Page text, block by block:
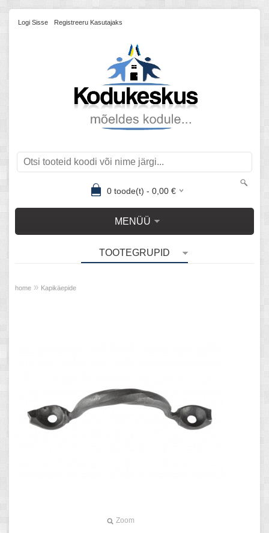
Logi Sisse Registreeru Kasutajaks
0toode(t) - 0,00€
MENÜÜ
TOOTEGRUPID
home » Kapikäepide
Zoom